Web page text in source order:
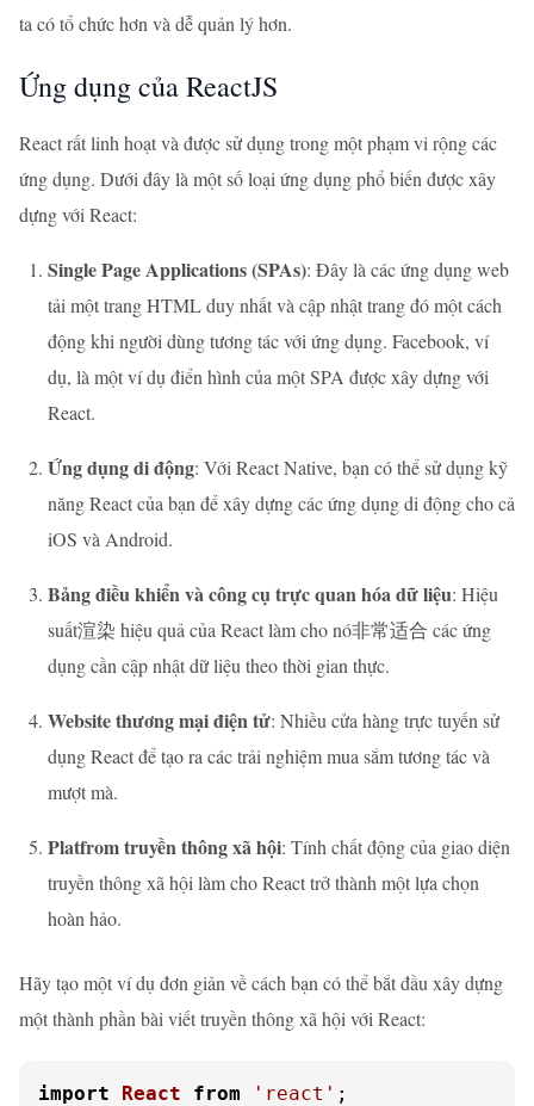
ta có tổ chức hơn và dễ quản lý hơn.
Ứng dụng của ReactJS
React rất linh hoạt và được sử dụng trong một phạm vi rộng các
ứng dụng. Dưới đây là một số loại ứng dụng phổ biến được xây
dựng với React:
Single Page Applications (SPAs): Đây là các ứng dụng web
tải một trang HTML duy nhất và cập nhật trang đó một cách
động khi người dùng tương tác với ứng dụng. Facebook, ví
dụ, là một ví dụ điển hình của một SPA được xây dựng với
React.
Ứng dụng di động: Với React Native, bạn có thể sử dụng kỹ
năng React của bạn để xây dựng các ứng dụng di động cho cả
iOS và Android.
Bảng điều khiển và công cụ trực quan hóa dữ liệu: Hiệu
suất渲染 hiệu quả của React làm cho nó非常适合 các ứng
dụng cần cập nhật dữ liệu theo thời gian thực.
Website thương mại điện tử: Nhiều cửa hàng trực tuyến sử
dụng React để tạo ra các trải nghiệm mua sắm tương tác và
mượt mà.
Platfrom truyền thông xã hội: Tính chất động của giao diện
truyền thông xã hội làm cho React trở thành một lựa chọn
hoàn hảo.
Hãy tạo một ví dụ đơn giản về cách bạn có thể bắt đầu xây dựng
một thành phần bài viết truyền thông xã hội với React:
import React from 'react' ;